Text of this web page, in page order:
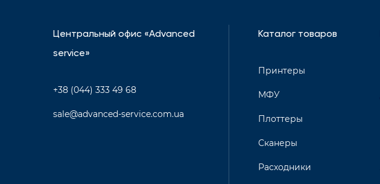
Центральный офис «Advanced
service»
+38 (044) 333 49 68
sale@advanced-service.com.ua
Каталог товаров
Принтеры
МФУ
Плоттеры
Сканеры
Расходники